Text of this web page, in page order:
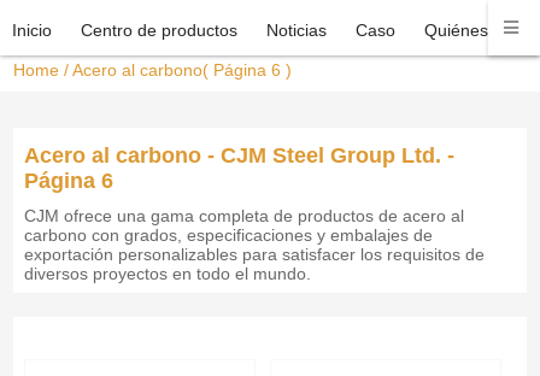
Inicio Centro de productos Noticias Caso Quiénes
Home /Acero al carbono( Página 6 )
Acero al carbono - CJM Steel Group Ltd. -
Página 6
CJM ofrece una gama completa de productos de acero al
carbono con grados, especificaciones y embalajes de
exportación personalizables para satisfacer los requisitos de
diversos proyectos en todo el mundo.